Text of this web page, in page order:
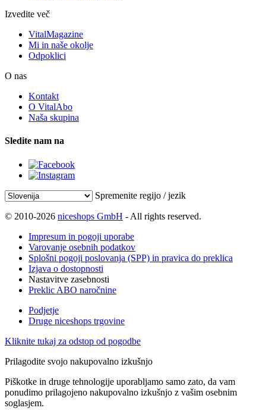
Izvedite več
VitalMagazine
Mi in naše okolje
Odpoklici
O nas
Kontakt
O VitalAbo
Naša skupina
Sledite nam na
Spremenite regijo / jezik
© 2010-2026 niceshops GmbH - All rights reserved.
Impresum in pogoji uporabe
Varovanje osebnih podatkov
Splošni pogoji poslovanja (SPP) in pravica do preklica
Izjava o dostopnosti
Nastavitve zasebnosti
Preklic ABO naročnine
Podjetje
Druge niceshops trgovine
Kliknite tukaj za odstop od pogodbe
Prilagodite svojo nakupovalno izkušnjo
Piškotke in druge tehnologije uporabljamo samo zato, da vam
ponudimo prilagojeno nakupovalno izkušnjo z vašim osebnim
soglasjem.